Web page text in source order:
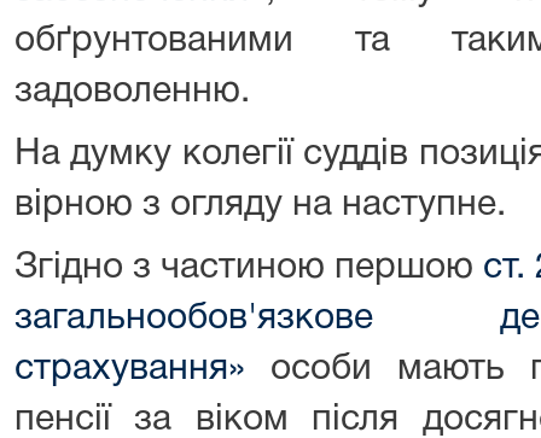
обґрунтованими та
задоволенню.
На думку колегії суддів
вірною з огляду на наступне.
Згідно з частиною першою ст.
загальнообов'язкове
страхування» особи мають
пенсії за віком після